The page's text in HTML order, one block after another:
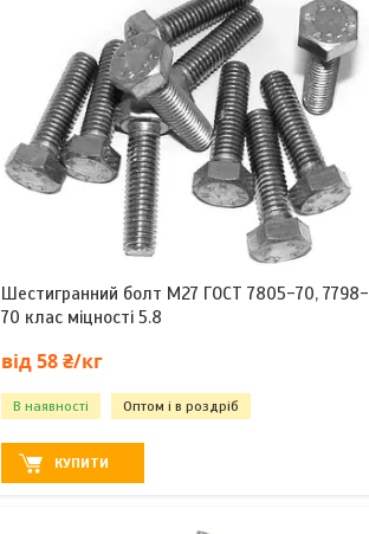
Шестигранний болт М27 ГОСТ 7805-70, 7798-
70 клас міцності 5.8
від 58 ₴/кг
В наявності Оптом і в роздріб
КУПИТИ